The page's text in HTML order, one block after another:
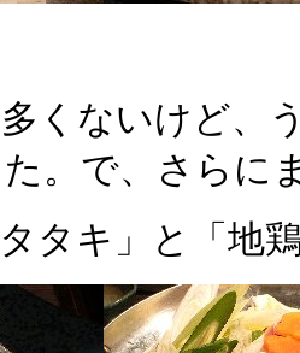
くないけど、
。で、さらに
タタキ」と「地